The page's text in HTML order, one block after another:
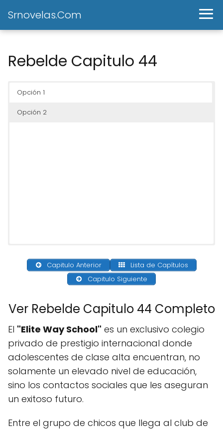
Srnovelas.Com
Rebelde Capitulo 44
Opción 1
Opción 2
Capitulo Anterior
Lista de Capítulos
Capitulo Siguiente
Ver Rebelde Capitulo 44 Completo
El "Elite Way School" es un exclusivo colegio
privado de prestigio internacional donde
adolescentes de clase alta encuentran, no
solamente un elevado nivel de educación,
sino los contactos sociales que les aseguran
un exitoso futuro.
Entre el grupo de chicos que llega al club de